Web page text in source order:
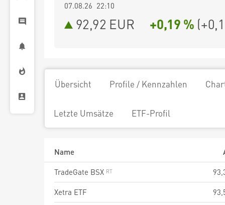
07.08.26 22:10
92,92 EUR +0,19 % (
Übersicht Profile / Kennzahlen
Letzte Umsätze ETF-Profil
Name
TradeGate BSX
Xetra ETF